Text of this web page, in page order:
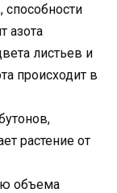
способности
азота
листьев и
происходит в
растение от
объема